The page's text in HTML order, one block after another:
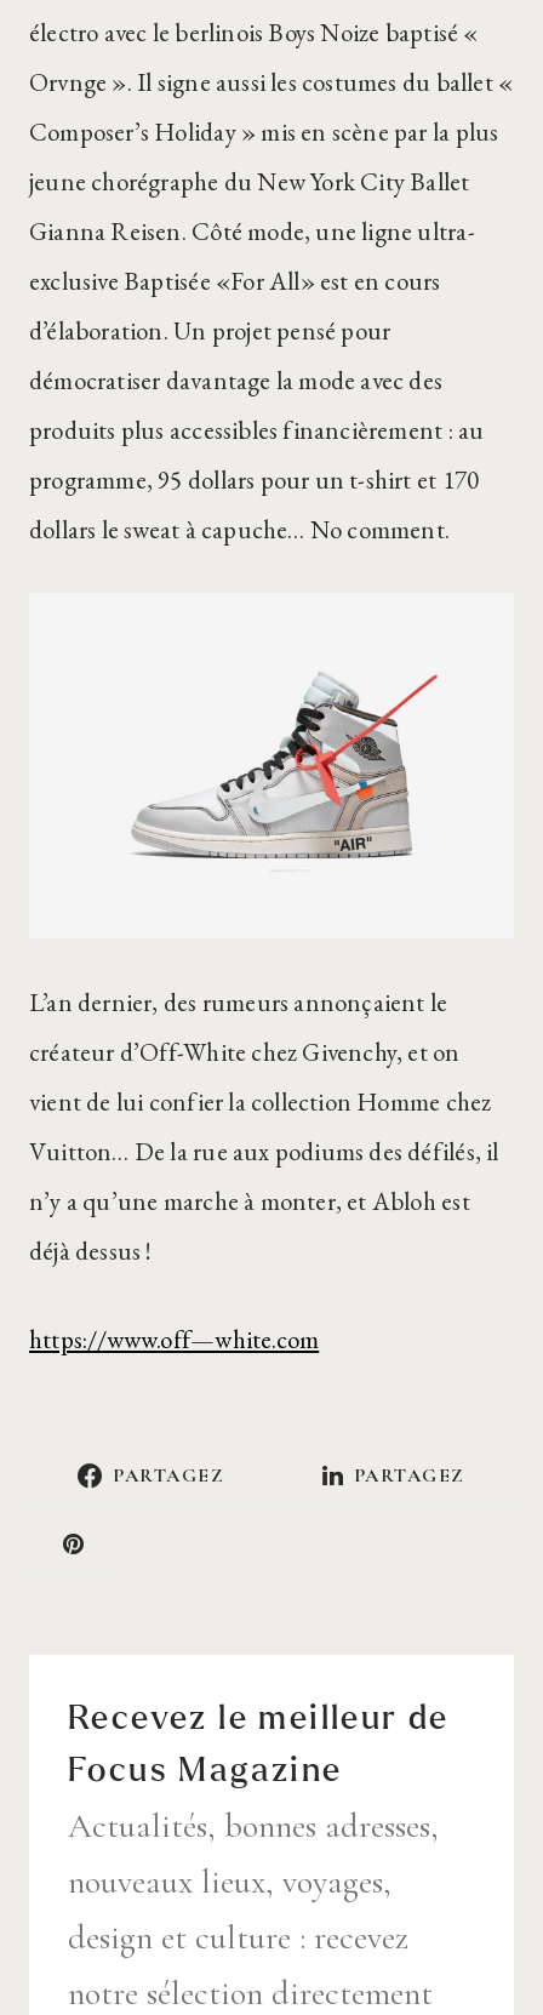
électro avec le berlinois Boys Noize baptisé «
Orvnge ». Il signe aussi les costumes du ballet «
Composer’s Holiday » mis en scène par la plus
jeune chorégraphe du New York City Ballet
Gianna Reisen. Côté mode, une ligne ultra-
exclusive Baptisée «For All» est en cours
d’élaboration. Un projet pensé pour
démocratiser davantage la mode avec des
produits plus accessibles financièrement : au
programme, 95 dollars pour un t-shirt et 170
dollars le sweat à capuche… No comment.
L’an dernier, des rumeurs annonçaient le
créateur d’Off-White chez Givenchy, et on
vient de lui confier la collection Homme chez
Vuitton… De la rue aux podiums des défilés, il
n’y a qu’une marche à monter, et Abloh est
déjà dessus !
https://www.off—white.com
PARTAGEZ PARTAGEZ
Recevez le meilleur de
Focus Magazine
Actualités, bonnes adresses,
nouveaux lieux, voyages,
design et culture : recevez
notre sélection directement